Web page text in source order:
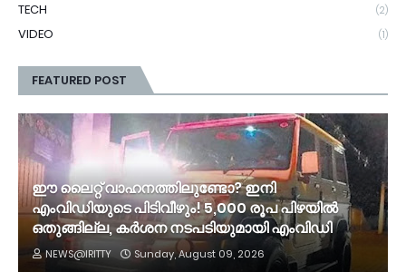
TECH (2)
VIDEO (1)
FEATURED POST
ഈ ലൈറ്റ് വാഹനത്തിലുണ്ടോ? ഇനി
എംവിഡിയുടെ പിടിവീഴും! 5,000 രൂപ പിഴയിൽ
ഒതുങ്ങില്ല, കർശന നടപടിയുമായി എംവിഡി
NEWS@IRITTY Sunday, August 09, 2026